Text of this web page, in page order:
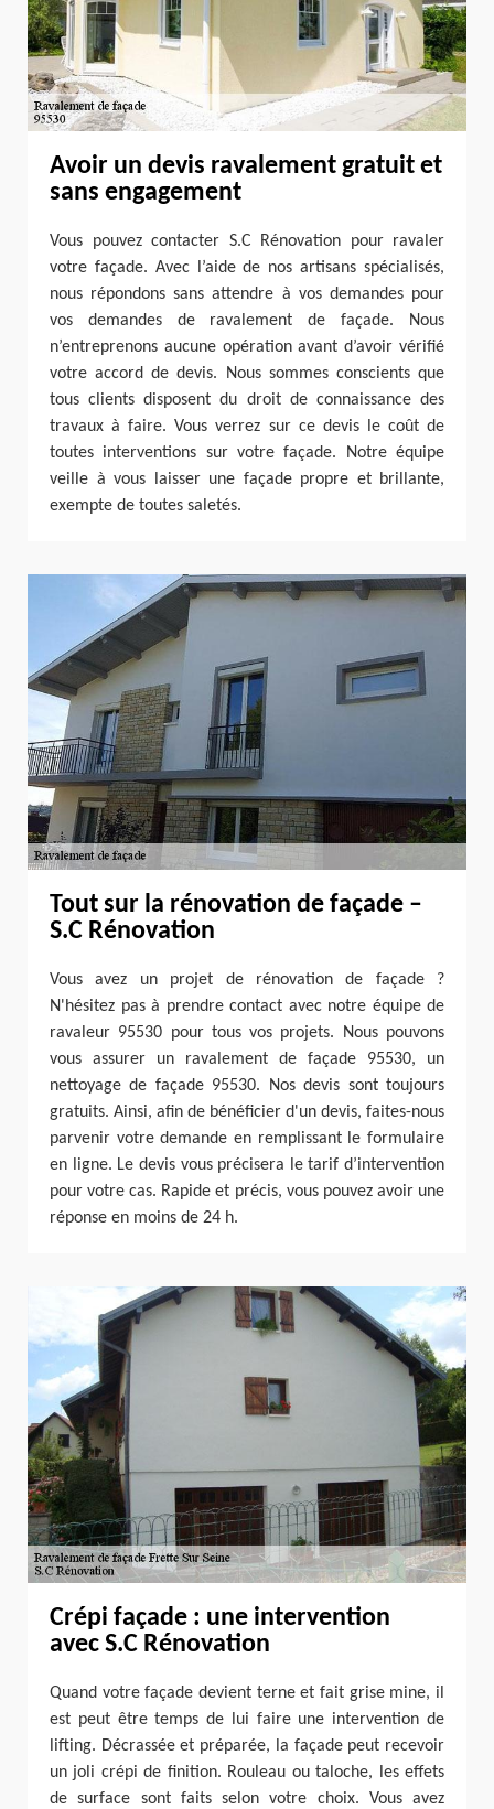
Avoir un devis ravalement gratuit et
sans engagement
Vous pouvez contacter S.C Rénovation pour ravaler
votre façade. Avec l’aide de nos artisans spécialisés,
nous répondons sans attendre à vos demandes pour
vos demandes de ravalement de façade. Nous
n’entreprenons aucune opération avant d’avoir vérifié
votre accord de devis. Nous sommes conscients que
tous clients disposent du droit de connaissance des
travaux à faire. Vous verrez sur ce devis le coût de
toutes interventions sur votre façade. Notre équipe
veille à vous laisser une façade propre et brillante,
exempte de toutes saletés.
Tout sur la rénovation de façade –
S.C Rénovation
Vous avez un projet de rénovation de façade ?
N'hésitez pas à prendre contact avec notre équipe de
ravaleur 95530 pour tous vos projets. Nous pouvons
vous assurer un ravalement de façade 95530, un
nettoyage de façade 95530. Nos devis sont toujours
gratuits. Ainsi, afin de bénéficier d'un devis, faites-nous
parvenir votre demande en remplissant le formulaire
en ligne. Le devis vous précisera le tarif d’intervention
pour votre cas. Rapide et précis, vous pouvez avoir une
réponse en moins de 24 h.
Crépi façade : une intervention
avec S.C Rénovation
Quand votre façade devient terne et fait grise mine, il
est peut être temps de lui faire une intervention de
lifting. Décrassée et préparée, la façade peut recevoir
un joli crépi de finition. Rouleau ou taloche, les effets
de surface sont faits selon votre choix. Vous avez